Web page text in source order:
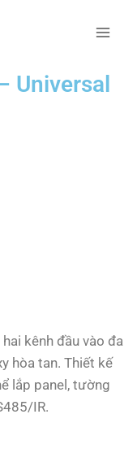
Universal
kênh đầu vào đa
hòa tan. Thiết kế
lắp panel, tường
IR.